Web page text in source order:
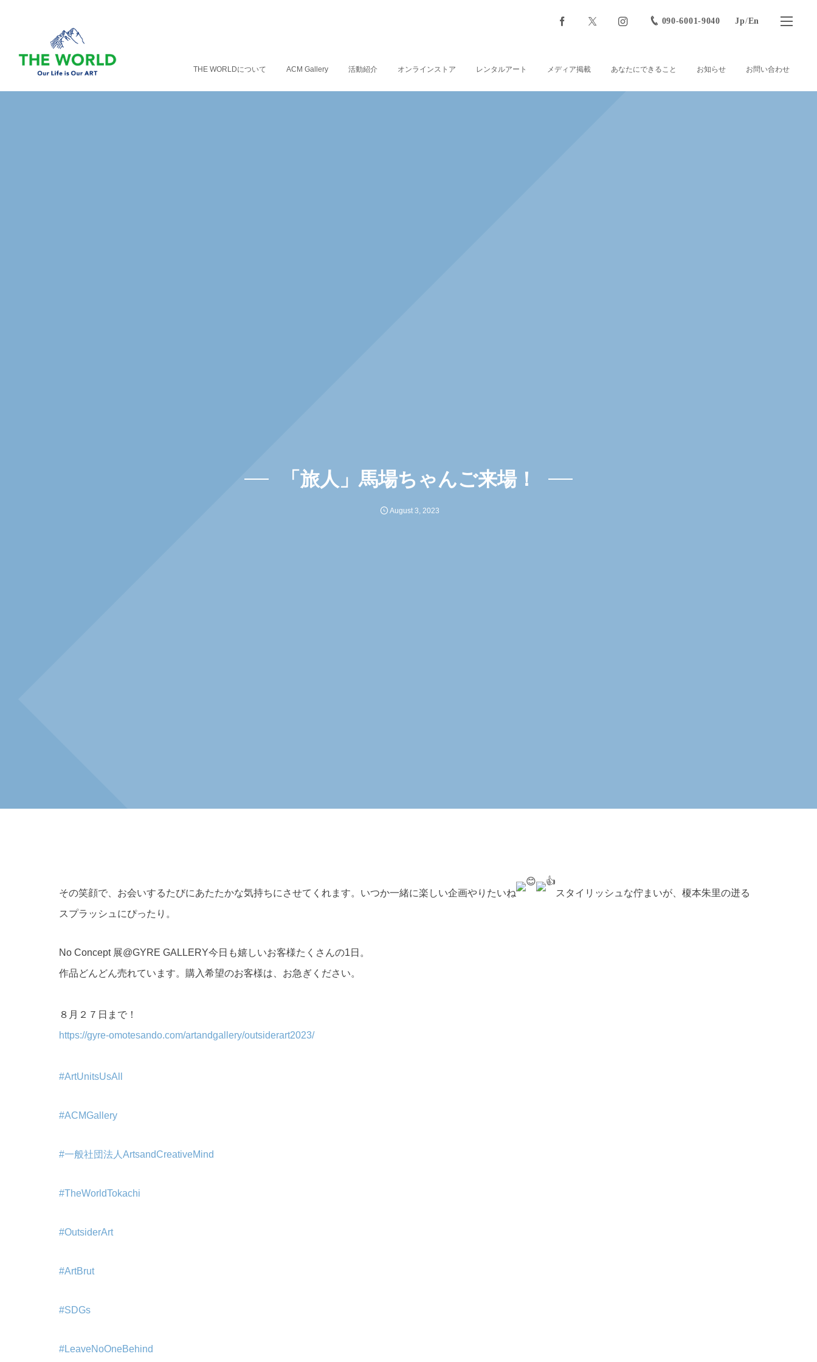
090-6001-9040 Jp/En
THE WORLDについて ACM Gallery 活動紹介 オンラインストア レンタルアート メディア掲載 あなたにできること お知らせ お問い合わせ
「旅人」馬場ちゃんご来場！
August 3 2023
その笑顔で、お会いするたびにあたたかな気持ちにさせてくれます。いつか一緒に楽しい企画やりたいね
スタイリッシュな佇まいが、榎本朱里の迸る
スプラッシュにぴったり。
No Concept 展@GYRE GALLERY今日も嬉しいお客様たくさんの1日。
作品どんどん売れています。購入希望のお客様は、お急ぎください。
８月２７日まで！
https://gyre-omotesando.com/artandgallery/outsiderart2023/
#ArtUnitsUsAll
#ACMGallery
#一般社団法人ArtsandCreativeMind
#TheWorldTokachi
#OutsiderArt
#ArtBrut
#SDGs
#LeaveNoOneBehind